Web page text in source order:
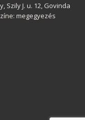
Szily J. u. 12, Govinda
megegyezés